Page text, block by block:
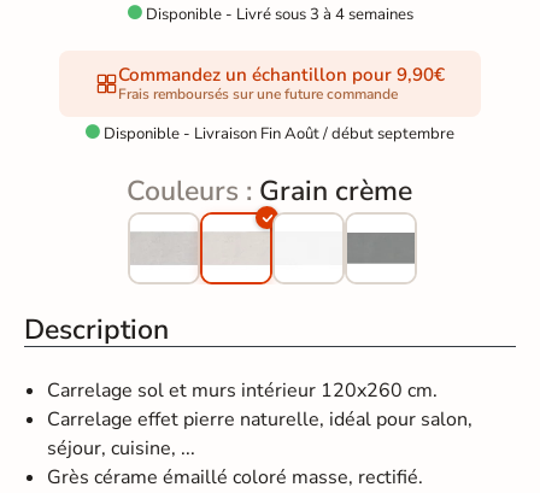
Disponible - Livré sous 3 à 4 semaines
Commandez un échantillon pour 9,90€
Frais remboursés sur une future commande
 Disponible - Livraison Fin Août / début septembre
Couleurs : Grain crème
Description
Carrelage sol et murs intérieur 120x260 cm.
Carrelage effet pierre naturelle, idéal pour salon,
séjour, cuisine, ...
Grès cérame émaillé coloré masse, rectifié.